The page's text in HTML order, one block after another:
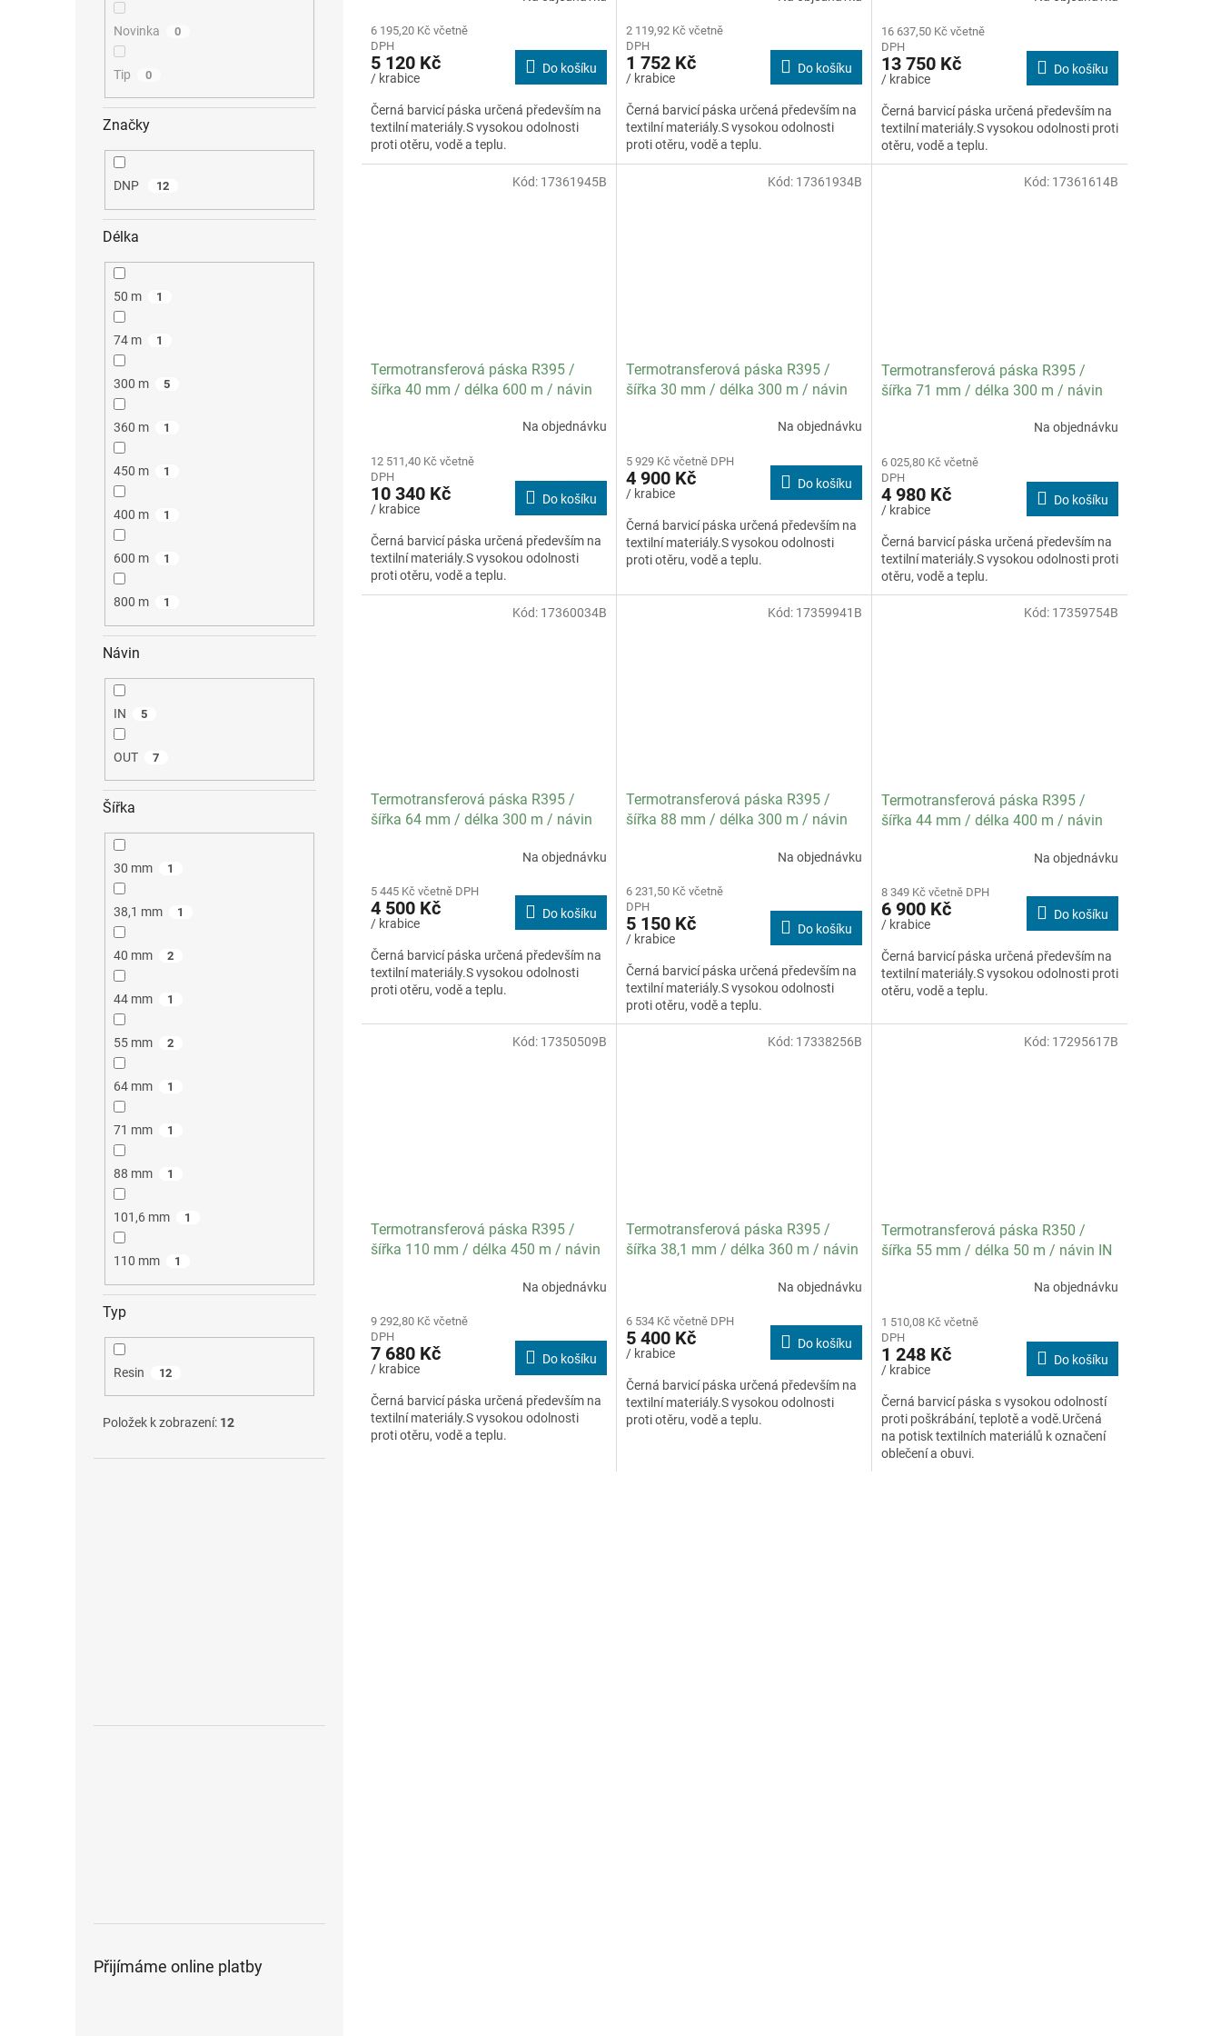
Novinka 0
Tip 0
Značky
DNP 12
Délka
50 m 1
74 m 1
300 m 5
360 m 1
450 m 1
400 m 1
600 m 1
800 m 1
Návin
IN 5
OUT 7
Šířka
30 mm 1
38,1 mm 1
40 mm 2
44 mm 1
55 mm 2
64 mm 1
71 mm 1
88 mm 1
101,6 mm 1
110 mm 1
Typ
Resin 12
Položek k zobrazení: 12
Přijímáme online platby
6 195,20 Kč včetně
DPH
5 120 Kč
/ krabice
Do košíku
Černá barvicí páska určená především na
textilní materiály.S vysokou odolnosti
proti otěru, vodě a teplu.
2 119,92 Kč včetně
DPH
1 752 Kč
/ krabice
Do košíku
Černá barvicí páska určená především na
textilní materiály.S vysokou odolnosti
proti otěru, vodě a teplu.
16 637,50 Kč včetně
DPH
13 750 Kč
/ krabice
Do košíku
Černá barvicí páska určená především na
textilní materiály.S vysokou odolnosti proti
otěru, vodě a teplu.
Termotransferová páska R395 /
šířka 40 mm / délka 600 m / návin
Na objednávku
12 511,40 Kč včetně
DPH
10 340 Kč
/ krabice
Do košíku
Černá barvicí páska určená především na
textilní materiály.S vysokou odolnosti
proti otěru, vodě a teplu.
Kód: 17361945B
Termotransferová páska R395 /
šířka 30 mm / délka 300 m / návin
Na objednávku
5 929 Kč včetně DPH
4 900 Kč
/ krabice
Do košíku
Černá barvicí páska určená především na
textilní materiály.S vysokou odolnosti
proti otěru, vodě a teplu.
Kód: 17361934B
Termotransferová páska R395 /
šířka 71 mm / délka 300 m / návin
Na objednávku
6 025,80 Kč včetně
DPH
4 980 Kč
/ krabice
Do košíku
Černá barvicí páska určená především na
textilní materiály.S vysokou odolnosti proti
otěru, vodě a teplu.
Kód: 17361614B
Termotransferová páska R395 /
šířka 64 mm / délka 300 m / návin
Na objednávku
5 445 Kč včetně DPH
4 500 Kč
/ krabice
Do košíku
Černá barvicí páska určená především na
textilní materiály.S vysokou odolnosti
proti otěru, vodě a teplu.
Kód: 17360034B
Termotransferová páska R395 /
šířka 88 mm / délka 300 m / návin
Na objednávku
6 231,50 Kč včetně
DPH
5 150 Kč
/ krabice
Do košíku
Černá barvicí páska určená především na
textilní materiály.S vysokou odolnosti
proti otěru, vodě a teplu.
Kód: 17359941B
Termotransferová páska R395 /
šířka 44 mm / délka 400 m / návin
Na objednávku
8 349 Kč včetně DPH
6 900 Kč
/ krabice
Do košíku
Černá barvicí páska určená především na
textilní materiály.S vysokou odolnosti proti
otěru, vodě a teplu.
Kód: 17359754B
Termotransferová páska R395 /
šířka 110 mm / délka 450 m / návin
Na objednávku
9 292,80 Kč včetně
DPH
7 680 Kč
/ krabice
Do košíku
Černá barvicí páska určená především na
textilní materiály.S vysokou odolnosti
proti otěru, vodě a teplu.
Kód: 17350509B
Termotransferová páska R395 /
šířka 38,1 mm / délka 360 m / návin
Na objednávku
6 534 Kč včetně DPH
5 400 Kč
/ krabice
Do košíku
Černá barvicí páska určená především na
textilní materiály.S vysokou odolnosti
proti otěru, vodě a teplu.
Kód: 17338256B
Termotransferová páska R350 /
šířka 55 mm / délka 50 m / návin IN
Na objednávku
1 510,08 Kč včetně
DPH
1 248 Kč
/ krabice
Do košíku
Černá barvicí páska s vysokou odolností
proti poškrábání, teplotě a vodě.Určená
na potisk textilních materiálů k označení
oblečení a obuvi.
Kód: 17295617B